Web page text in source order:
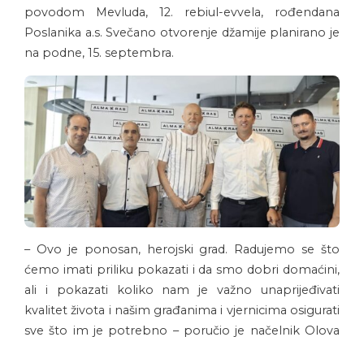
povodom Mevluda, 12. rebiul-evvela, rođendana
Poslanika a.s. Svečano otvorenje džamije planirano je
na podne, 15. septembra.
– Ovo je ponosan, herojski grad. Radujemo se što
ćemo imati priliku pokazati i da smo dobri domaćini,
ali i pokazati koliko nam je važno unaprijeđivati
kvalitet života i našim građanima i vjernicima osigurati
sve što im je potrebno – poručio je načelnik Olova